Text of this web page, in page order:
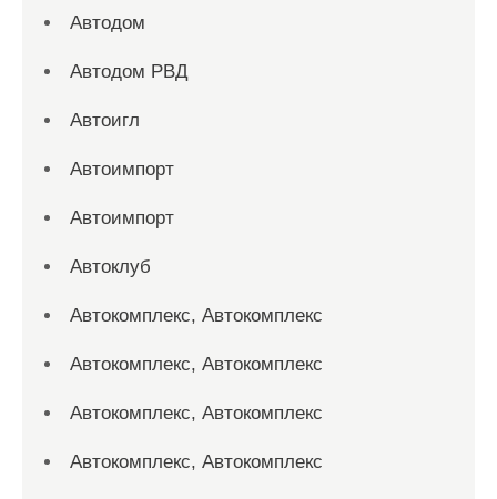
Автодом
Автодом РВД
Автоигл
Автоимпорт
Автоимпорт
Автоклуб
Автокомплекс, Автокомплекс
Автокомплекс, Автокомплекс
Автокомплекс, Автокомплекс
Автокомплекс, Автокомплекс